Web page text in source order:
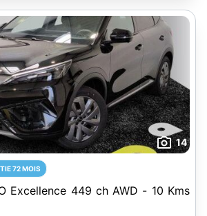
14
72 MOIS
Excellence 449 ch AWD - 10 Kms